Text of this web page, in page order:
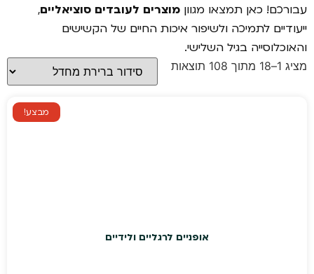
עבורכם! כאן תמצאו מגוון מוצרים לעובדים סוציאליים,
ייעודיים לתמיכה ולשיפור איכות החיים של הקשישים
והאוכלוסייה בגיל השלישי.
מציג 1–18 מתוך 108 תוצאות
מבצע!
אופניים לרגליים ולידיים